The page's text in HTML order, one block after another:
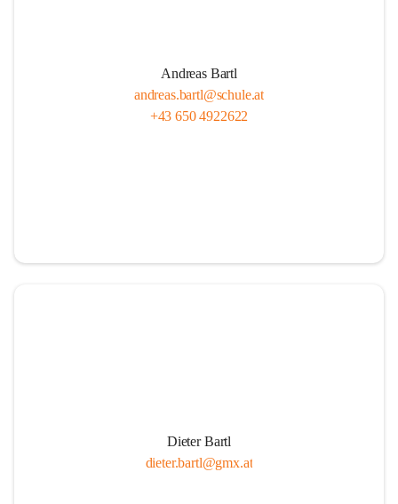
Andreas Bartl
andreas.bartl@schule.at
+43 650 4922622
Dieter Bartl
dieter.bartl@gmx.at